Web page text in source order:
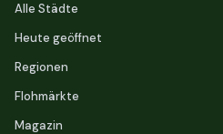
Alle Städte
Heute geöffnet
Regionen
Flohmärkte
Magazin